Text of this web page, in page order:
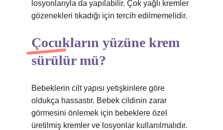
losyonlarıyla da yapılabilir. Çok yağlı kremler
gözenekleri tıkadığı için tercih edilmemelidir.
Çocukların yüzüne krem
sürülür mü?
Bebeklerin cilt yapısı yetişkinlere göre
oldukça hassastır. Bebek cildinin zarar
görmesini önlemek için bebeklere özel
üretilmiş kremler ve losyonlar kullanılmalıdır.